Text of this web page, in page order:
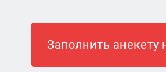
Заполнить анекету